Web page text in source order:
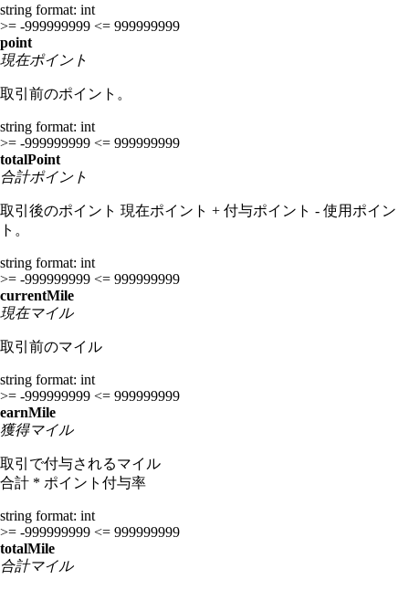
string format: int
>= -999999999 <= 999999999
point
現在ポイント
取引前のポイント。
string format: int
>= -999999999 <= 999999999
totalPoint
合計ポイント
取引後のポイント 現在ポイント + 付与ポイント - 使用ポイン
ト。
string format: int
>= -999999999 <= 999999999
currentMile
現在マイル
取引前のマイル
string format: int
>= -999999999 <= 999999999
earnMile
獲得マイル
取引で付与されるマイル
合計 * ポイント付与率
string format: int
>= -999999999 <= 999999999
totalMile
合計マイル